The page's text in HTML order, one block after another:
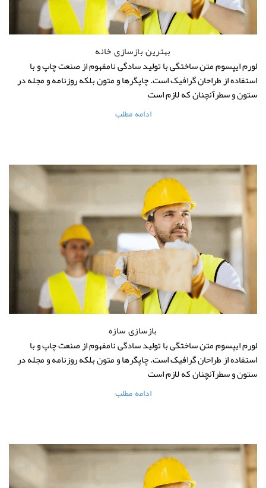
بهترین بازسازی خانه
لورم ایپسوم متن ساختگی با تولید سادگی نامفهوم از صنعت چاپ و با
استفاده از طراحان گرافیک است. چاپگرها و متون بلکه روزنامه و مجله در
ستون و سطرآنچنان که لازم است
ادامه مطلب
بازسازی سازه
لورم ایپسوم متن ساختگی با تولید سادگی نامفهوم از صنعت چاپ و با
استفاده از طراحان گرافیک است. چاپگرها و متون بلکه روزنامه و مجله در
ستون و سطرآنچنان که لازم است
ادامه مطلب